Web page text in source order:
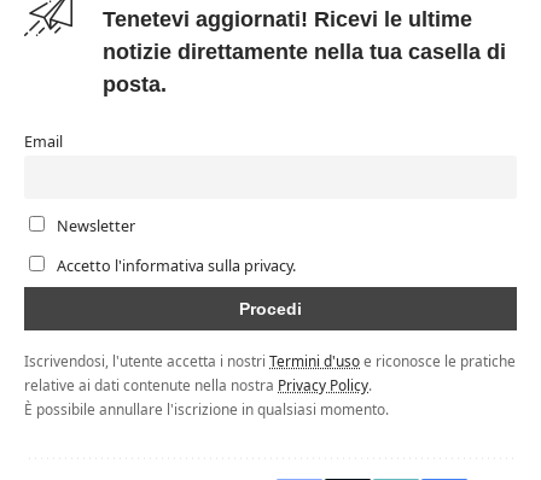
Tenetevi aggiornati! Ricevi le ultime
notizie direttamente nella tua casella di
posta.
Email
Newsletter
Accetto l'informativa sulla privacy.
Iscrivendosi, l'utente accetta i nostri Termini d'usoe riconosce le pratiche
relative ai dati contenute nella nostra Privacy Policy.
È possibile annullare l'iscrizione in qualsiasi momento.